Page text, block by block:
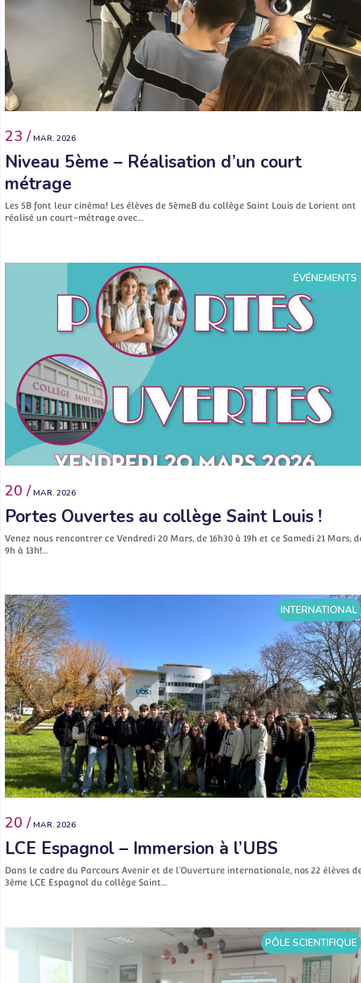
23 / MAR. 2026
Niveau 5ème – Réalisation d’un court
métrage
Les 5B font leur cinéma! Les élèves de 5èmeB du collège Saint Louis de Lorient ont
réalisé un court-métrage avec…
ÉVÉNEMENTS
20 / MAR. 2026
Portes Ouvertes au collège Saint Louis !
Venez nous rencontrer ce Vendredi 20 Mars, de 16h30 à 19h et ce Samedi 21 Mars,
9h à 13h!…
INTERNATIONAL
20 / MAR. 2026
LCE Espagnol – Immersion à l’UBS
Dans le cadre du Parcours Avenir et de l’Ouverture internationale, nos 22 élèves
3ème LCE Espagnol du collège Saint…
PÔLE SCIENTIFIQUE